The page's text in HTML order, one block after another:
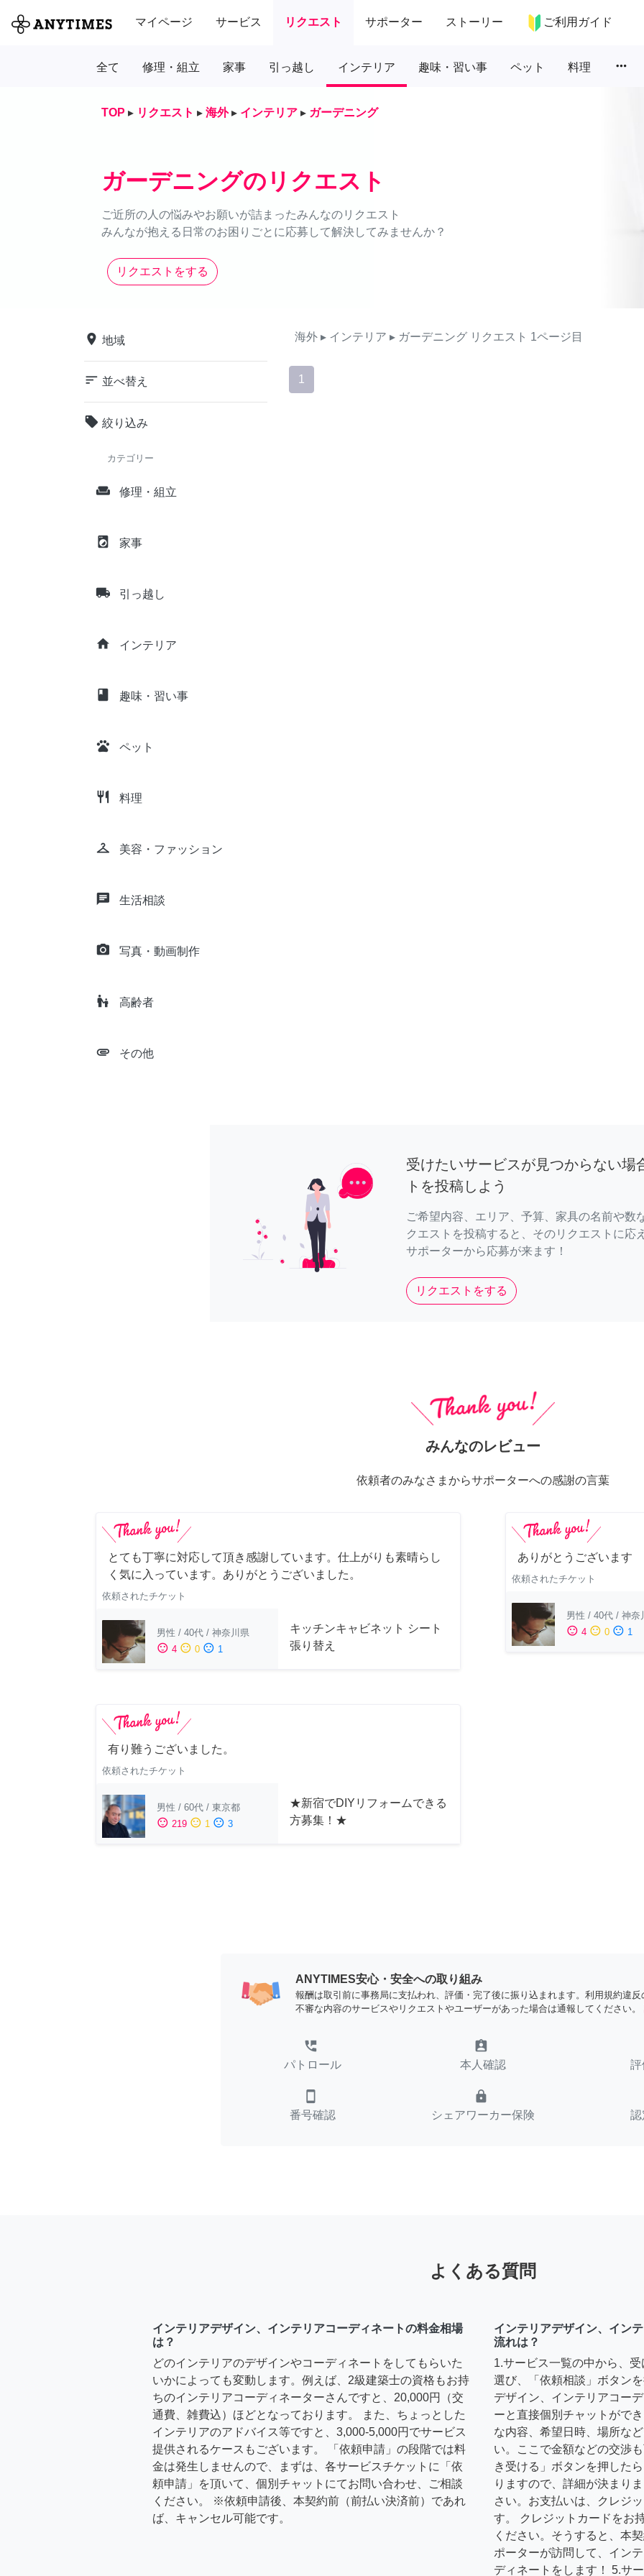
マイページ サービス リクエスト サポーター ストーリー ご利用ガイド
全て 修理・組立 家事 引っ越し インテリア 趣味・習い事 ペット 料理 more_horiz
TOP ▸ リクエスト ▸ 海外 ▸ インテリア ▸ ガーデニング
ガーデニングのリクエスト
ご近所の人の悩みやお願いが詰まったみんなのリクエスト
みんなが抱える日常のお困りごとに応募して解決してみませんか？
リクエストをする
place 地域
sort 並べ替え
local_offer 絞り込み
カテゴリー
weekend 修理・組立
local_laundry_service 家事
local_shipping 引っ越し
home インテリア
class 趣味・習い事
pets ペット
restaurant 料理
checkroom 美容・ファッション
chat 生活相談
camera_alt 写真・動画制作
escalator_warning 高齢者
attachment その他
海外 ▸ インテリア ▸ ガーデニング リクエスト 1ページ目
1
受けたいサービスが見つからない場
トを投稿しよう
ご希望内容、エリア、予算、家具の名前や数
クエストを投稿すると、そのリクエストに応
サポーターから応募が来ます！
リクエストをする
みんなのレビュー
依頼者のみなさまからサポーターへの感謝の言葉
とても丁寧に対応して頂き感謝しています。仕上がりも素晴らし
く気に入っています。ありがとうございました。
依頼されたチケット
男性 / 40代 / 神奈川県
sentiment_satisfied 4 sentiment_neutral 0 sentiment_dissatisfied 1
キッチンキャビネット シート
張り替え
ありがとうございます
依頼されたチケット
男性 / 40代 / 神奈
sentiment_satisfied 4 sentiment_neutral 0 sentiment_dissatisfied 1
有り難うございました。
依頼されたチケット
男性 / 60代 / 東京都
sentiment_satisfied 219 sentiment_neutral 1 sentiment_dissatisfied 3
★新宿でDIYリフォームできる
方募集！★
ANYTIMES安心・安全への取り組み
報酬は取引前に事務局に支払われ、評価・完了後に振り込まれます。利用規約違反
不審な内容のサービスやリクエストやユーザーがあった場合は通報してください。
perm_phone_msg
パトロール
assignment_ind
本人確認
smartphone
番号確認
lock
シェアワーカー保険
よくある質問
インテリアデザイン、インテリアコーディネートの料金相場
は？
どのインテリアのデザインやコーディネートをしてもらいた
いかによっても変動します。例えば、2級建築士の資格もお持
ちのインテリアコーディネーターさんですと、20,000円（交
通費、雑費込）ほどとなっております。 また、ちょっとした
インテリアのアドバイス等ですと、3,000-5,000円でサービス
提供されるケースもございます。 「依頼申請」の段階では料
金は発生しませんので、まずは、各サービスチケットに「依
頼申請」を頂いて、個別チャットにてお問い合わせ、ご相談
ください。 ※依頼申請後、本契約前（前払い決済前）であれ
ば、キャンセル可能です。
インテリアデザイン、イン
流れは？
1.サービス一覧の中から、
選び、「依頼相談」ボタン
デザイン、インテリアコー
ーと直接個別チャットがで
な内容、希望日時、場所な
い。ここで金額などの交渉
き受ける」ボタンを押した
りますので、詳細が決まり
さい。お支払いは、クレジ
す。 クレジットカードをお
ください。そうすると、本
ポーターが訪問して、イン
ディネートをします！ 5.サ